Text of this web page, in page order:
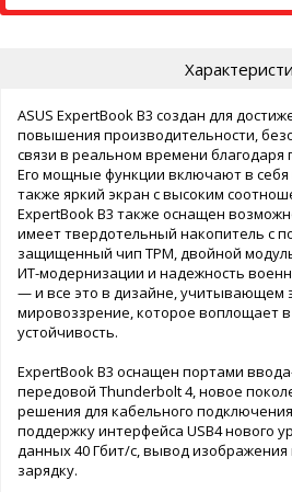
ASUS ExpertBook B3 создан для
повышения производительности,
связи в реальном времени благодаря
Его мощные функции включают в себя
также яркий экран с высоким
ExpertBook B3 также оснащен
имеет твердотельный накопитель с
защищенный чип TPM, двойной
ИТ-модернизации и надежность
— и все это в дизайне, учитывающем
мировоззрение, которое воплощает
устойчивость.
ExpertBook B3 оснащен портами
передовой Thunderbolt 4, новое
решения для кабельного
поддержку интерфейса USB4 нового
данных 40 Гбит/с, вывод
зарядку.